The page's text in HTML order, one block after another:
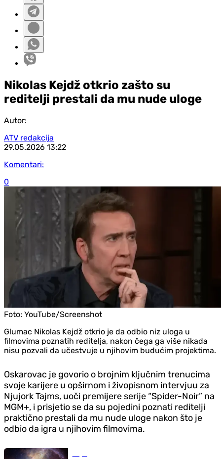
Nikolas Kejdž otkrio zašto su
reditelji prestali da mu nude uloge
Autor:
ATV redakcija
29.05.2026 13:22
Komentari:
0
Foto: YouTube/Screenshot
Glumac Nikolas Kejdž otkrio je da odbio niz uloga u
filmovima poznatih reditelja, nakon čega ga više nikada
nisu pozvali da učestvuje u njihovim budućim projektima.
Oskarovac je govorio o brojnim ključnim trenucima
svoje karijere u opširnom i živopisnom intervjuu za
Njujork Tajms, uoči premijere serije “Spider-Noir” na
MGM+, i prisjetio se da su pojedini poznati reditelji
praktično prestali da mu nude uloge nakon što je
odbio da igra u njihovim filmovima.